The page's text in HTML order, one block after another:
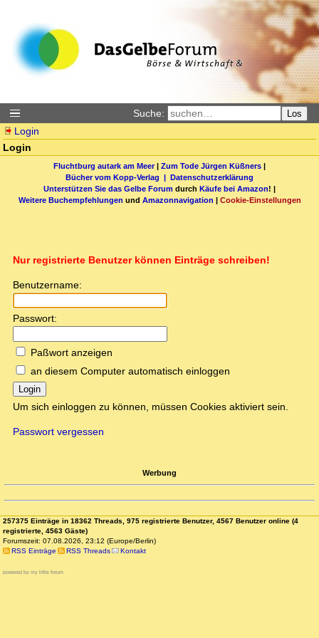
Suche: Los
Login
Login
Fluchtburg autark am Meer| Zum Tode Jürgen Küßners |
Bücher vom Kopp-Verlag | Datenschutzerklärung
Unterstützen Sie das Gelbe Forum durch Käufe bei Amazon! |
Weitere Buchempfehlungen und Amazonnavigation | Cookie-Einstellungen
Nur registrierte Benutzer können Einträge schreiben!
Benutzername:
Passwort:
Paßwort anzeigen
an diesem Computer automatisch einloggen
Login
Um sich einloggen zu können, müssen Cookies aktiviert sein.
Passwort vergessen
Werbung
257375 Einträge in 18362 Threads, 975 registrierte Benutzer, 4567 Benutzer online (4
registrierte, 4563 Gäste)
Forumszeit: 07.08.2026, 23:12 (Europe/Berlin)
RSS Einträge
RSS Threads Kontakt
powered by my little forum